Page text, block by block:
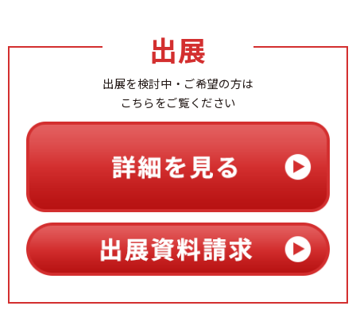
出展
出展を検討中・ご希望の方は
こちらをご覧ください